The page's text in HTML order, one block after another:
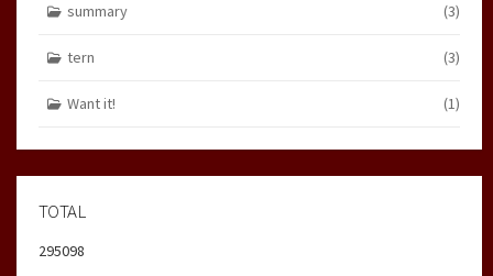
summary (3)
tern (3)
Want it! (1)
TOTAL
295098